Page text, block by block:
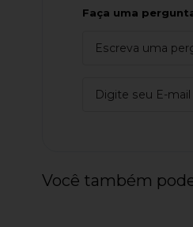
Faça uma
Você também